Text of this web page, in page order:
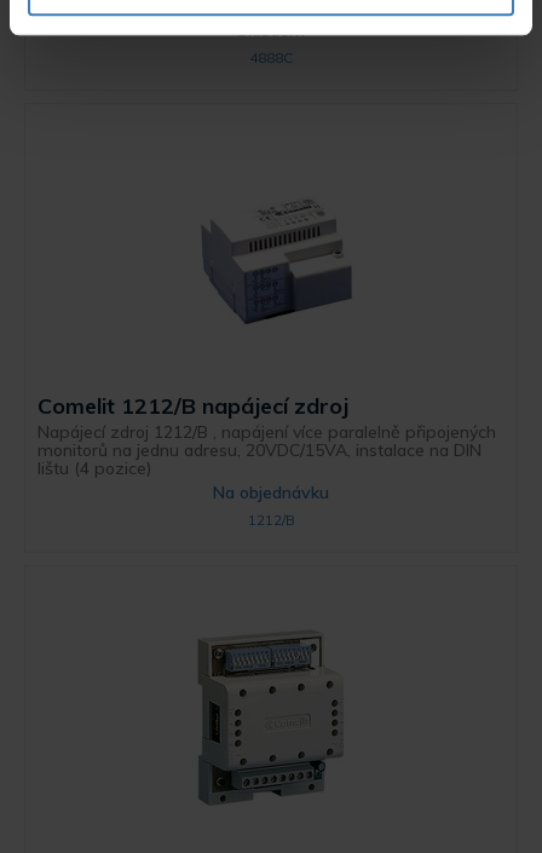
Skladem
4888C
Comelit 1212/B napájecí zdroj
Napájecí zdroj 1212/B , napájení více paralelně připojených
monitorů na jednu adresu, 20VDC/15VA, instalace na DIN
lištu (4 pozice)
Na objednávku
1212/B